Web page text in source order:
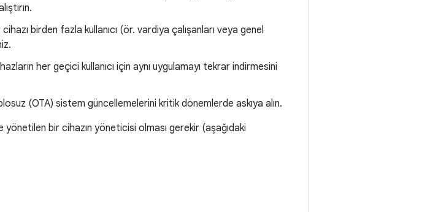
birden fazla kullanıcı (ör. vardiya çalışanları veya genel
her geçici kullanıcı için aynı uygulamayı tekrar indirmesini
(OTA) sistem güncellemelerini kritik dönemlerde askıya alın.
yönetilen bir cihazın yöneticisi olması gerekir (aşağıdaki